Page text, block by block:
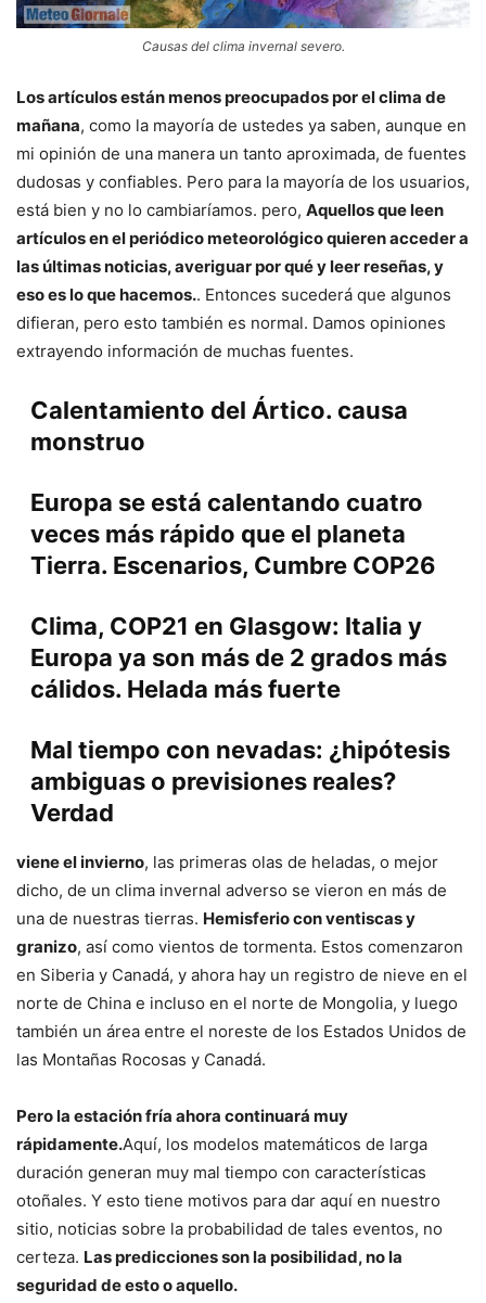
Causas del clima invernal severo.
Los artículos están menos preocupados por el clima de
mañana, como la mayoría de ustedes ya saben, aunque en
mi opinión de una manera un tanto aproximada, de fuentes
dudosas y confiables. Pero para la mayoría de los usuarios,
está bien y no lo cambiaríamos. pero, Aquellos que leen
artículos en el periódico meteorológico quieren acceder a
las últimas noticias, averiguar por qué y leer reseñas, y
eso es lo que hacemos.. Entonces sucederá que algunos
difieran, pero esto también es normal. Damos opiniones
extrayendo información de muchas fuentes.
Calentamiento del Ártico. causa
monstruo
Europa se está calentando cuatro
veces más rápido que el planeta
Tierra. Escenarios, Cumbre COP26
Clima, COP21 en Glasgow: Italia y
Europa ya son más de 2 grados más
cálidos. Helada más fuerte
Mal tiempo con nevadas: ¿hipótesis
ambiguas o previsiones reales?
Verdad
viene el invierno, las primeras olas de heladas, o mejor
dicho, de un clima invernal adverso se vieron en más de
una de nuestras tierras. Hemisferio con ventiscas y
granizo, así como vientos de tormenta. Estos comenzaron
en Siberia y Canadá, y ahora hay un registro de nieve en el
norte de China e incluso en el norte de Mongolia, y luego
también un área entre el noreste de los Estados Unidos de
las Montañas Rocosas y Canadá.
Pero la estación fría ahora continuará muy
rápidamente.Aquí, los modelos matemáticos de larga
duración generan muy mal tiempo con características
otoñales. Y esto tiene motivos para dar aquí en nuestro
sitio, noticias sobre la probabilidad de tales eventos, no
certeza. Las predicciones son la posibilidad, no la
seguridad de esto o aquello.